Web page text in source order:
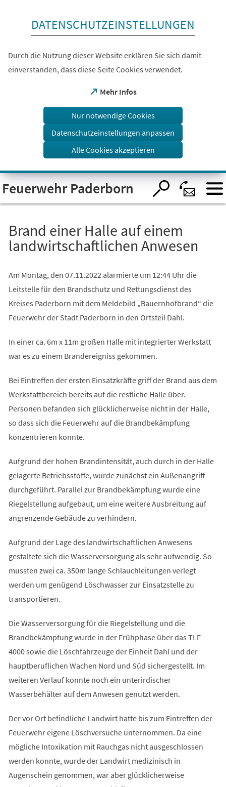
Visuelle
Assistenzsoftware
öffnen.
DATENSCHUTZEINSTELLUNGEN
Durch die Nutzung dieser Website erklären Sie sich damit
einverstanden, dass diese Seite Cookies verwendet.
Mehr Infos
(Öffnet
einem
Tab)
Nur notwendige Cookies
Datenschutzeinstellungen anpassen
Alle Cookies akzeptieren
Feuerwehr Paderborn
Brand einer Halle auf einem
landwirtschaftlichen Anwesen
Am Montag, den 07.11.2022 alarmierte um 12:44 Uhr die
Leitstelle für den Brandschutz und Rettungsdienst des
Kreises Paderborn mit dem Meldebild „Bauernhofbrand“ die
Feuerwehr der Stadt Paderborn in den Ortsteil Dahl.
In einer ca. 6m x 11m großen Halle mit integrierter Werkstatt
war es zu einem Brandereigniss gekommen.
Bei Eintreffen der ersten Einsatzkräfte griff der Brand aus dem
Werkstattbereich bereits auf die restliche Halle über.
Personen befanden sich glücklicherweise nicht in der Halle,
so dass sich die Feuerwehr auf die Brandbekämpfung
konzentrieren konnte.
Aufgrund der hohen Brandintensität, auch durch in der Halle
gelagerte Betriebsstoffe, wurde zunächst ein Außenangriff
durchgeführt. Parallel zur Brandbekämpfung wurde eine
Riegelstellung aufgebaut, um eine weitere Ausbreitung auf
angrenzende Gebäude zu verhindern.
Aufgrund der Lage des landwirtschaftlichen Anwesens
gestaltete sich die Wasserversorgung als sehr aufwendig. So
mussten zwei ca. 350m lange Schlauchleitungen verlegt
werden um genügend Löschwasser zur Einsatzstelle zu
transportieren.
Die Wasserversorgung für die Riegelstellung und die
Brandbekämpfung wurde in der Frühphase über das TLF
4000 sowie die Löschfahrzeuge der Einheit Dahl und der
hauptberuflichen Wachen Nord und Süd sichergestellt. Im
weiteren Verlauf konnte noch ein unterirdischer
Wasserbehälter auf dem Anwesen genutzt werden.
Der vor Ort befindliche Landwirt hatte bis zum Eintreffen der
Feuerwehr eigene Löschversuche unternommen. Da eine
mögliche Intoxikation mit Rauchgas nicht ausgeschlossen
werden konnte, wurde der Landwirt medizinisch in
Augenschein genommen, war aber glücklicherweise